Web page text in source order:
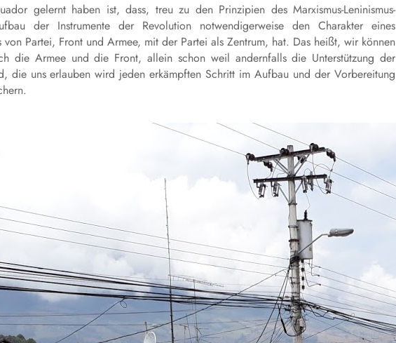
gelernt haben ist, dass, treu zu den Prinzipien des Marxismus-Leninismus-
der Instrumente der Revolution notwendigerweise den Charakter eines
Partei, Front und Armee, mit der Partei als Zentrum, hat. Das heißt, wir können
die Armee und die Front, allein schon weil andernfalls die Unterstützung der
die uns erlauben wird jeden erkämpften Schritt im Aufbau und der Vorbereitung